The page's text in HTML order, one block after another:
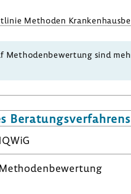
Methoden
Metho­den­be­wer­tung sind
Bera­tungs­ver­fah­rens